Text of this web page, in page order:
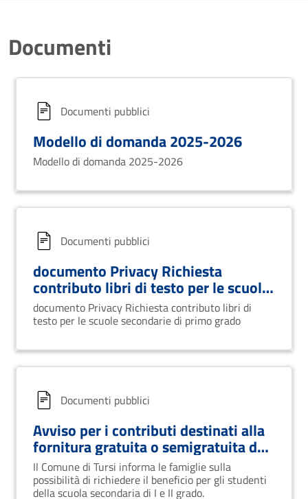
Documenti
Documenti pubblici
Modello di domanda 2025-2026
Modello di domanda 2025-2026
Documenti pubblici
documento Privacy Richiesta
contributo libri di testo per le scuole
secondarie di primo grado
documento Privacy Richiesta contributo libri di
testo per le scuole secondarie di primo grado
Documenti pubblici
Avviso per i contributi destinati alla
fornitura gratuita o semigratuita dei
libri di testo per gli alunni delle
scuole secondarie di primo e
Il Comune di Tursi informa le famiglie sulla
possibilità di richiedere il beneficio per gli studenti
della scuola secondaria di I e II grado.